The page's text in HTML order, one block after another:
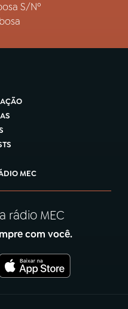
S/Nº
MEC
rádio MEC
com você.